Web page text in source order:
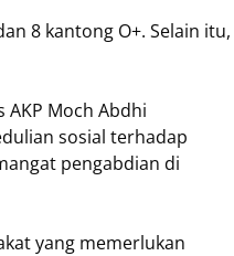
8 kantong O+. Selain itu,
AKP Moch Abdhi
sosial terhadap
pengabdian di
yang memerlukan